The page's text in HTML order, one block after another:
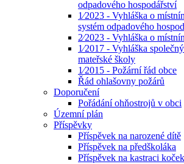
odpadového hospodářství
1⁄2023 - Vyhláška o
systém odpadového
2⁄2023 - Vyhláška o
1⁄2017 - Vyhláška
mateřské školy
1⁄2015 - Požární řád obce
Řád ohlašovny požárů
Doporučení
Pořádání ohňostrojů v obci
Územní plán
Příspěvky
Příspěvek na narozené dítě
Příspěvek na předškoláka
Příspěvek na kastraci